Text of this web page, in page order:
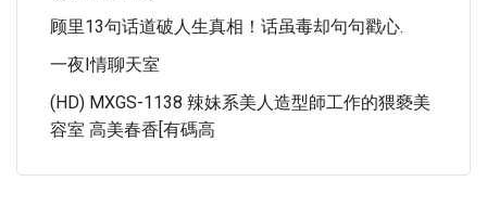
顾里13句话道破人生真相！话虽毒却句句戳心.
一夜i情聊天室
(HD) MXGS-1138 辣妹系美人造型師工作的猥褻美
容室 高美春香[有碼高